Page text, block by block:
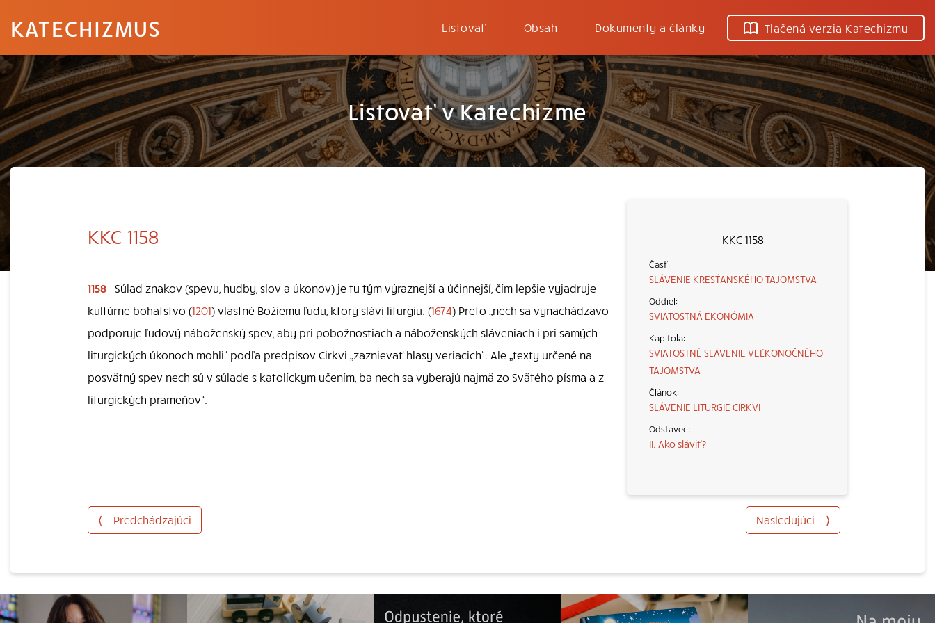
KATECHIZMUS Listovať Obsah Dokumenty a články Tlačená verzia Katechizmu
Listovať v Katechizme
KKC 1158
SLÁVENIE KRESŤANSKÉHO TAJOMSTVA
SVIATOSTNÁ EKONÓMIA
SVIATOSTNÉ SLÁVENIE VEĽKONOČNÉHO
TAJOMSTVA
SLÁVENIE LITURGIE CIRKVI
II. Ako sláviť?
KKC 1158
1158 Súlad znakov (spevu, hudby, slov a úkonov) je tu tým výraznejší a účinnejší, čím lepšie vyjadruje
kultúrne bohatstvo (1201) vlastné Božiemu ľudu, ktorý slávi liturgiu. (1674) Preto „nech sa vynachádzavo
podporuje ľudový náboženský spev, aby pri pobožnostiach a náboženských sláveniach i pri samých
liturgických úkonoch mohli“ podľa predpisov Cirkvi „zaznievať hlasy veriacich“. Ale „texty určené na
posvätný spev nech sú v súlade s katolíckym učením, ba nech sa vyberajú najmä zo Svätého písma a z
liturgických prameňov“.
⟨ Predchádzajúci Nasledujúci ⟩